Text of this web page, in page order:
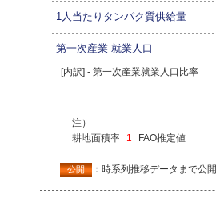
1人当たりタンパク質供給量
第一次産業 就業人口
[内訳] - 第一次産業就業人口比率
注）
耕地面積率
1 FAO推定値
公開 ：時系列推移データまで公開